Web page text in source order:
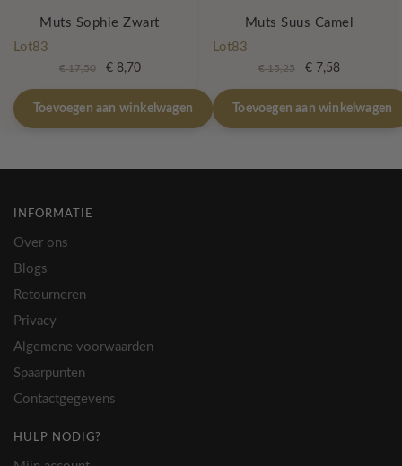
Muts Sophie Zwart
Lot83
€17,50
Oorspronkelijke
prijs
was:
€ 17,50.
€8,70Huidige
prijs
is:
€ 8,70.
Toevoegen aan winkelwagen
Muts Suus Camel
Lot83
€15,25
Oorspronkelijke
prijs
was:
€ 15,25.
€7,58Huidige
prijs
is:
€ 7,58.
Toevoegen aan winkelwagen
INFORMATIE
Over ons
Blogs
Retourneren
Privacy
Algemene voorwaarden
Spaarpunten
Contactgegevens
HULP NODIG?